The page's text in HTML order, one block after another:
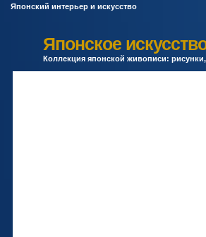
Японское
Коллекция японской живописи:
Японский интерьер и искусство